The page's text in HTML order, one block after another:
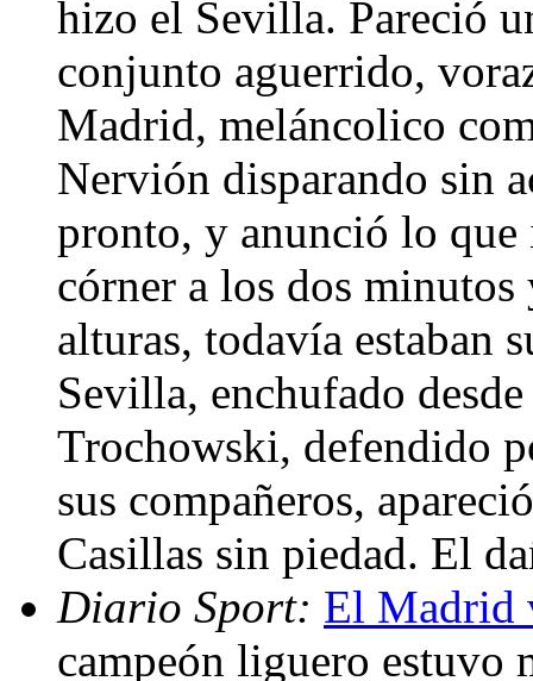
hizo el Sevilla. Pareció
conjunto aguerrido,
Madrid, meláncolico
Nervión disparando sin
pronto, y anunció lo que
córner a los dos minutos
alturas, todavía estaban
Sevilla, enchufado
Trochowski, defendido
sus compañeros,
Casillas sin piedad. El
Diario Sport: El Madrid
campeón liguero estuvo